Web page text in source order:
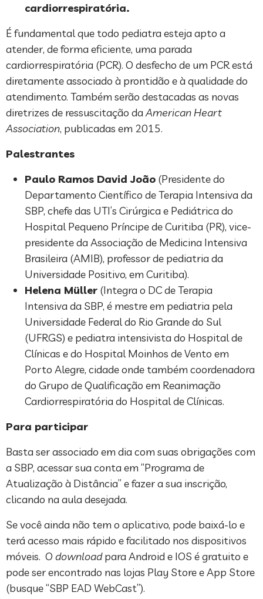
cardiorrespiratória.
É fundamental que todo pediatra esteja apto a
atender, de forma eficiente, uma parada
cardiorrespiratória (PCR). O desfecho de um PCR está
diretamente associado à prontidão e à qualidade do
atendimento. Também serão destacadas as novas
diretrizes de ressuscitação daAmerican Heart
Association, publicadas em 2015.
Palestrantes
Paulo Ramos David João (Presidente do
Departamento Científico de Terapia Intensiva da
SBP, chefe das UTI’s Cirúrgica e Pediátrica do
Hospital Pequeno Príncipe de Curitiba (PR), vice-
presidente da Associação de Medicina Intensiva
Brasileira (AMIB), professor de pediatria da
Universidade Positivo, em Curitiba).
Helena Müller (Integra o DC de Terapia
Intensiva da SBP, é mestre em pediatria pela
Universidade Federal do Rio Grande do Sul
(UFRGS) e pediatra intensivista do Hospital de
Clínicas e do Hospital Moinhos de Vento em
Porto Alegre, cidade onde também coordenadora
do Grupo de Qualificação em Reanimação
Cardiorrespiratória do Hospital de Clínicas.
Para participar
Basta ser associado em dia com suas obrigações com
a SBP, acessar sua conta em “Programa de
Atualização à Distância” e fazer a sua inscrição,
clicando na aula desejada.
Se você ainda não tem o aplicativo, pode baixá-lo e
terá acesso mais rápido e facilitado nos dispositivos
móveis. O downloadpara Android e IOS é gratuito e
pode ser encontrado nas lojas Play Store e App Store
(busque “SBP EAD WebCast”).